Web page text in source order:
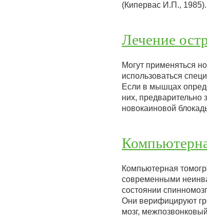
(Кипервас И.П.,
Лечение
Могут применяться
использоваться
Если в мышцах
них,
новокаиновой
Компьютерная
современными
состоянии
Они верифицируют
мозг,